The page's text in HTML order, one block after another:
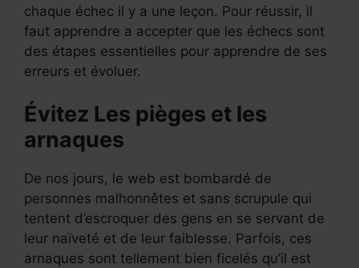
chaque échec il y a une leçon. Pour réussir, il
faut apprendre a accepter que les échecs sont
des étapes essentielles pour apprendre de ses
erreurs et évoluer.
Évitez Les pièges et les
arnaques
De nos jours, le web est bombardé de
personnes malhonnêtes et sans scrupule qui
tentent d’escroquer des gens en se servant de
leur naïveté et de leur faiblesse. Parfois, ces
arnaques sont tellement bien ficelés qu’il est